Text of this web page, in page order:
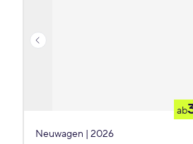
ab
Neuwagen | 2026